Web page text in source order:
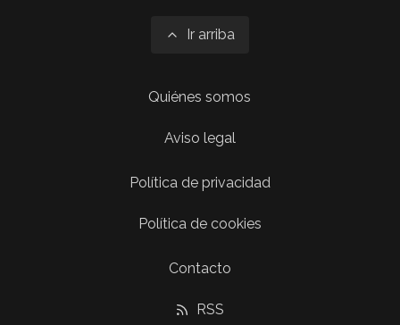
Ir arriba
Quiénes somos
Aviso legal
Política de privacidad
Política de cookies
Contacto
RSS